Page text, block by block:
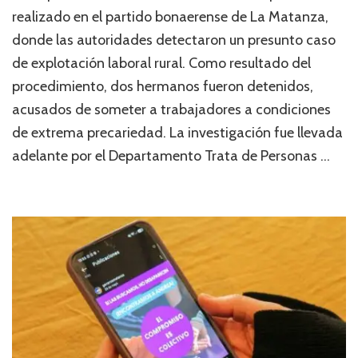
realizado en el partido bonaerense de La Matanza,
donde las autoridades detectaron un presunto caso
de explotación laboral rural. Como resultado del
procedimiento, dos hermanos fueron detenidos,
acusados de someter a trabajadores a condiciones
de extrema precariedad. La investigación fue llevada
adelante por el Departamento Trata de Personas …